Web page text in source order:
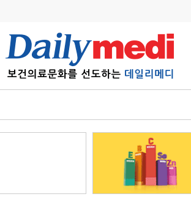
6
관리급여 실시
지필공 지원책
수련환경 개선
의과대학 입시
사고
수첩
~2026-08-31
채용시까지